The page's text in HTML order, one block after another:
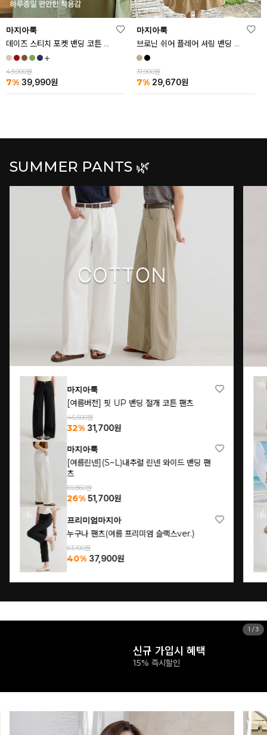
마지아룩
데이즈 스티치 포켓 밴딩 코튼 반바지
43,000원
7% 39,990원
마지아룩
브로닌 쉬어 플레어 셔링 밴딩 스커트
31,900원
7% 29,670원
SUMMER PANTS 🌿
마지아룩
[여름버전] 핏 UP 밴딩 절개 코튼 팬츠
46,500원
32% 31,700원
마지아룩
[여름린넨](S~L)내추럴 린넨 와이드 밴딩 팬
츠
69,860원
26% 51,700원
프리미엄마지아
누구나 팬츠(여름 프리미엄 슬랙스ver.)
63,100원
40% 37,900원
신규 가입시 혜택
15% 즉시할인
1 /3